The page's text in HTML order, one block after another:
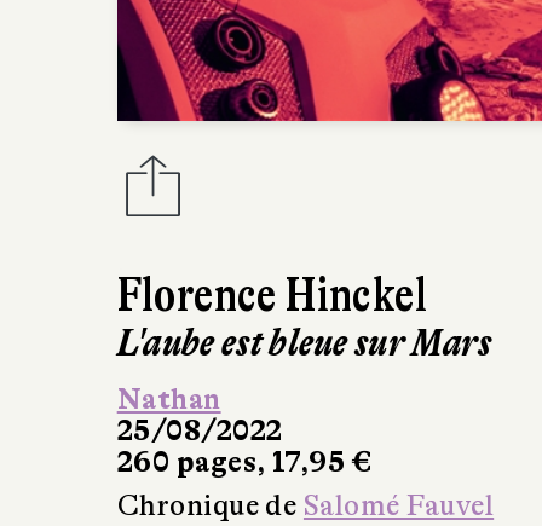
Florence Hinckel
L'aube est bleue sur Mars
Nathan
25/08/2022
260 pages, 17,95 €
Chronique de Salomé Fauvel